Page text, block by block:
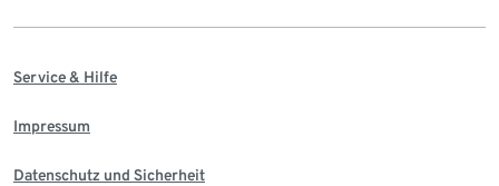
Service & Hilfe
Impressum
Datenschutz und Sicherheit